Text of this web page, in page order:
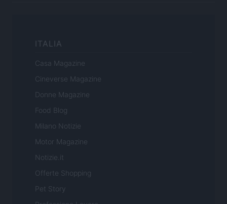
ITALIA
Casa Magazine
Cineverse Magazine
Donne Magazine
Food Blog
Milano Notizie
Motor Magazine
Notizie.it
Offerte Shopping
Pet Story